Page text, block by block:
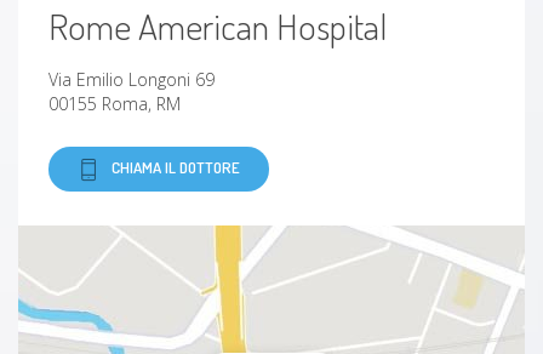
Rome American Hospital
Via Emilio Longoni 69
00155 Roma, RM
CHIAMA IL DOTTORE